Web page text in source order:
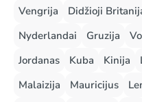
Vengrija
Didžioji
Nyderlandai
Gruzija
Jordanas
Kuba Kinija
Malaizija
Mauricijus